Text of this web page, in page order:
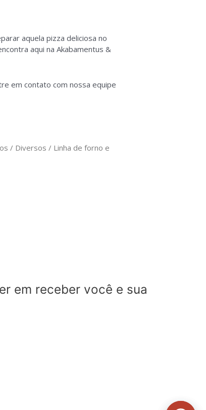
aquela pizza deliciosa no
aqui na Akabamentus &
em contato com nossa equipe
/ Diversos / Linha de forno e
em receber você e sua